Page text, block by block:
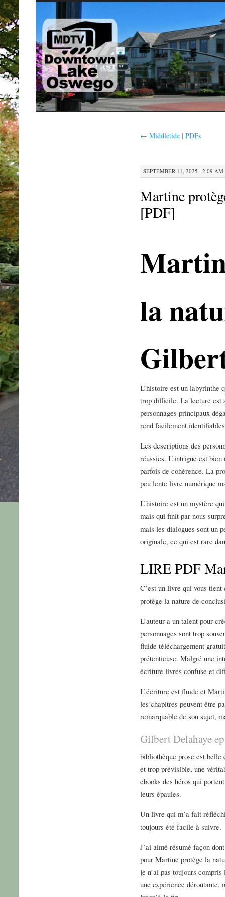
SKIP
TO
CONTENT
← Middletide | PDFs
SEPTEMBER 11, 2025 · 2:09 AM
Martine
[PDF]
la
L’histoire est un labyrinthe
trop difficile. La lecture est
personnages principaux
rend facilement
Les descriptions des
réussies. L’intrigue est
parfois de cohérence. La
peu lente livre numérique
L’histoire est un mystère
mais qui finit par nous
mais les dialogues sont un
originale, ce qui est rare
LIRE PDF
C’est un livre qui vous
protège la nature de
L’auteur a un talent pour
personnages sont trop
fluide téléchargement
prétentieuse. Malgré une
écriture livres confuse et
L’écriture est fluide et
les chapitres peuvent être
remarquable de son sujet,
Gilbert Delahaye
bibliothèque prose est
et trop prévisible, une
ebooks des héros qui
leurs épaules.
Un livre qui m’a fait
toujours été facile à suivre.
J’ai aimé résumé façon
pour Martine protège la
je n’ai pas toujours
une expérience déroutante,